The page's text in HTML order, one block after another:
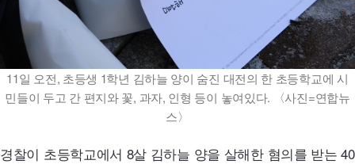
11일 오전, 초등생 1학년 김하늘 양이 숨진 대전의 한 초등학교에 시
민들이 두고 간 편지와 꽃, 과자, 인형 등이 놓여있다. 〈사진=연합뉴
스〉
경찰이 초등학교에서 8살 김하늘 양을 살해한 혐의를 받는 40